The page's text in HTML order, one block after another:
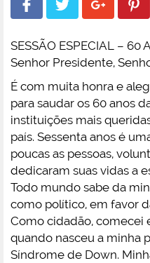
SESSÃO ESPECIAL – 60
Senhor Presidente,
É com muita honra e
para saudar os 60 anos
instituições mais
país. Sessenta anos é
poucas as pessoas,
dedicaram suas vidas a
Todo mundo sabe da
como político, em favor
Como cidadão, comecei
quando nasceu a minha
Síndrome de Down.